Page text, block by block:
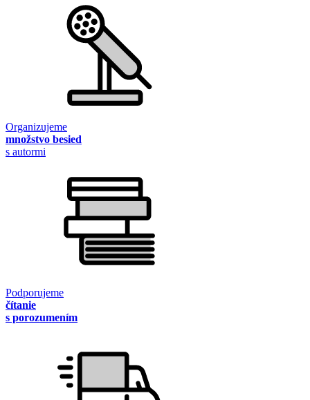
Organizujeme
množstvo besied
s autormi
Podporujeme
čítanie
s porozumením